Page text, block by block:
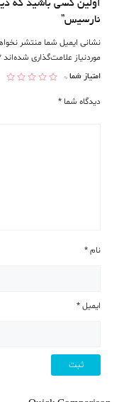
اولین کسی باشید که
نارسیس”
نشانی ایمیل شما منتشر
موردنیاز علامت‌گذاری شده‌اند
امتیاز شما *
دیدگاه شما *
نام*
ایمیل*